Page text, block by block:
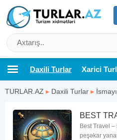
Daxili Turlar Xarici
TURLAR.AZ ▸ Daxili Turlar ▸
BEST
Best Travel –
peşəkar